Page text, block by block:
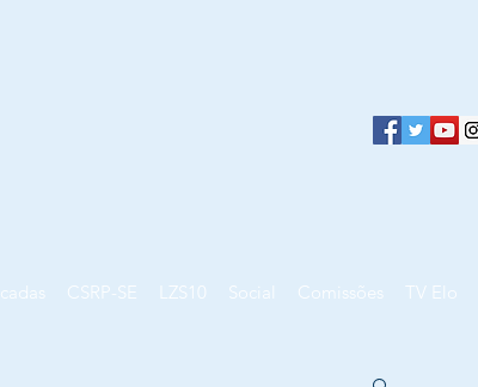
CSRP-SE LZS10 Social Comissões TV Elo